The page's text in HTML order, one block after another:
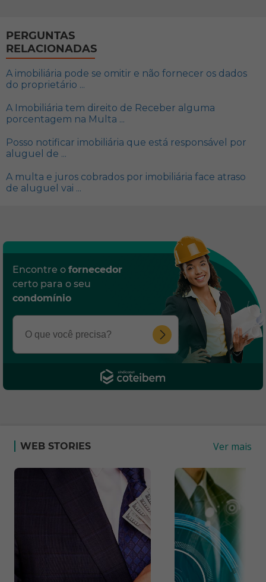
PERGUNTAS
RELACIONADAS
A imobiliária pode se omitir e não fornecer os dados
do proprietário ...
A Imobiliária tem direito de Receber alguma
porcentagem na Multa ...
Posso notificar imobiliária que está responsável por
aluguel de ...
A multa e juros cobrados por imobiliária face atraso
de aluguel vai ...
Encontre o fornecedor
certo para o seu
condomínio
WEB STORIES Ver mais